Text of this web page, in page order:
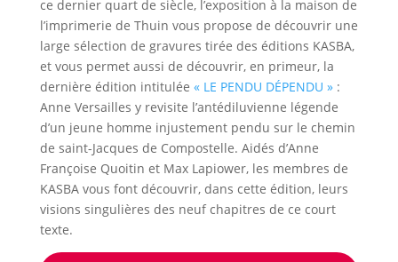
ce dernier quart de siècle, l’exposition à la maison de
l’imprimerie de Thuin vous propose de découvrir une
large sélection de gravures tirée des éditions KASBA,
et vous permet aussi de découvrir, en primeur, la
dernière édition intitulée « LE PENDU DÉPENDU »:
Anne Versailles y revisite l’antédiluvienne légende
d’un jeune homme injustement pendu sur le chemin
de saint-Jacques de Compostelle. Aidés d’Anne
Françoise Quoitin et Max Lapiower, les membres de
KASBA vous font découvrir, dans cette édition, leurs
visions singulières des neuf chapitres de ce court
texte.